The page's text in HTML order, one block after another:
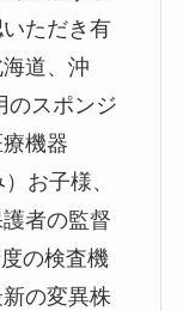
ただき有
道、沖
のスポンジ
機器
お子様、
者の監督
の検査機
の変異株